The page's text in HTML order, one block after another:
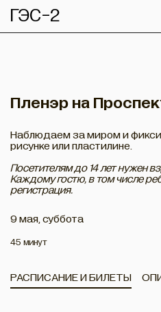
ГЭС-2
Пленэр на
Наблюдаем за миром и
рисунке или пластилине.
Посетителям до 14 лет нужен
Каждому гостю, в том числе
регистрация.
9 мая, суббота
45 минут
РАСПИСАНИЕ И БИЛЕТЫ